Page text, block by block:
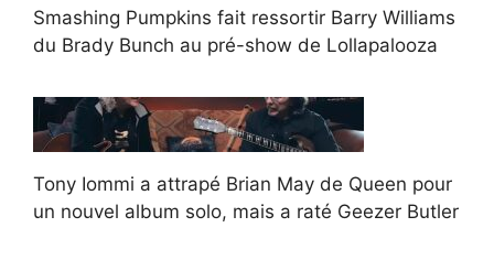
Smashing Pumpkins fait ressortir Barry Williams
du Brady Bunch au pré-show de Lollapalooza
Tony Iommi a attrapé Brian May de Queen pour
un nouvel album solo, mais a raté Geezer Butler